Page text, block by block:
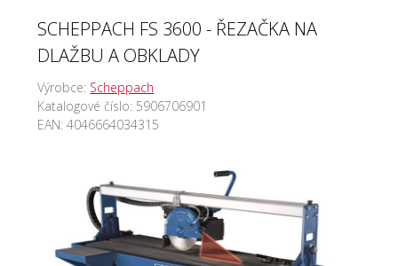
SCHEPPACH FS 3600 - ŘEZAČKA NA
DLAŽBU A OBKLADY
Výrobce: Scheppach
Katalogové číslo: 5906706901
EAN:4046664034315